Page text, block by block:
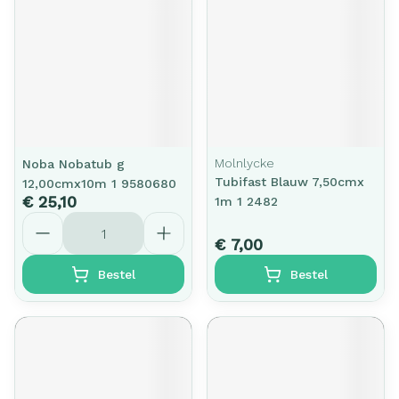
Noba Nobatub g
12,00cmx10m 1 9580680
€ 25,10
Aantal
Bestel
Molnlycke
Tubifast Blauw 7,50cmx
1m 1 2482
€ 7,00
Bestel